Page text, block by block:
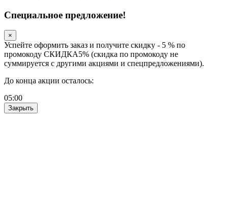
Специальное предложение!
×
Успейте оформить заказ и получите скидку - 5 % по
промокоду СКИДКА5% (скидка по промокоду не
суммируется с другими акциями и спецпредложениями).
До конца акции осталось:
05:00
Закрыть